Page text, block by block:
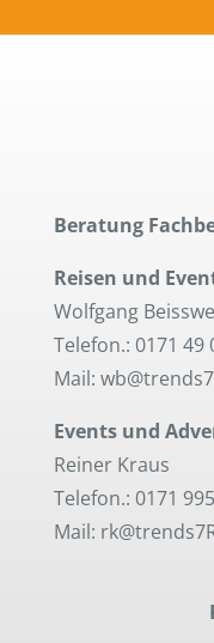
Beratung
Reisen und
Wolfgang
Telefon.: 0171 49
Mail:
Events und
Reiner Kraus
Telefon.: 0171
Mail: